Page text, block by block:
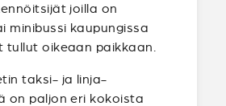
joilla on
minibussi kaupungissa
tullut oikeaan paikkaan.
taksi- ja linja-
on paljon eri kokoista